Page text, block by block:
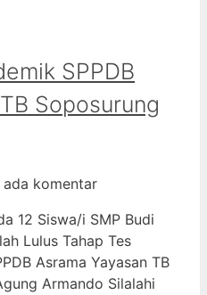
SPPDB
Soposurung
komentar
12 Siswa/i SMP Budi
Lulus Tahap Tes
Asrama Yayasan TB
Armando Silalahi